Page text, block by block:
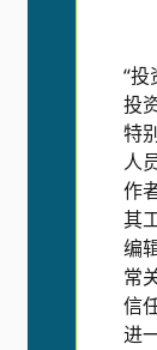
“
投
特
人
作
其
编
常
信
进